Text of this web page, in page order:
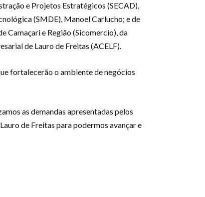
e Projetos Estratégicos (SECAD),
(SMDE), Manoel Carlucho; e de
Camaçari e Região (Sicomercio), da
de Lauro de Freitas (ACELF).
fortalecerão o ambiente de negócios
as demandas apresentadas pelos
de Freitas para podermos avançar e